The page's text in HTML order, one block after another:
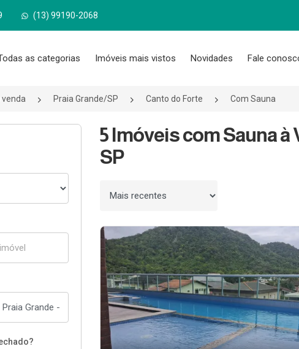
(13) 99190-2068
as categorias Imóveis mais vistos Novidades Fale
venda Praia Grande/SP Canto do Forte Com Sauna
5 Imóveis com Sauna
SP
Ordenar por